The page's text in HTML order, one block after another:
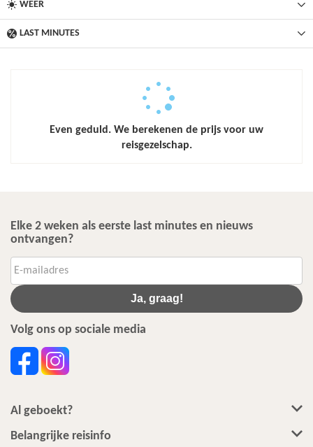
WEER
LAST MINUTES
Even geduld. We berekenen de prijs voor uw
reisgezelschap.
Elke 2 weken als eerste last minutes en nieuws
ontvangen?
Ja, graag!
Volg ons op sociale media
Al geboekt?
Belangrijke reisinfo